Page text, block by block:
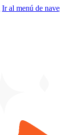
Ir al menú de